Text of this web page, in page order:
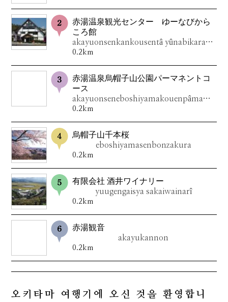
赤湯温泉観光センター ゆーなびから
ころ館
akayuonsenkankousentâ yûnabikarakorokan
0.2km
赤湯温泉烏帽子山公園パーマネントコ
ース
akayuonseneboshiyamakouenpâmanentokôsu
0.2km
烏帽子山千本桜
eboshiyamasenbonzakura
0.2km
有限会社 酒井ワイナリー
yuugengaisya sakaiwainarî
0.2km
赤湯観音
akayukannon
0.2km
오키타마 여행기에 오신 것을 환영합니